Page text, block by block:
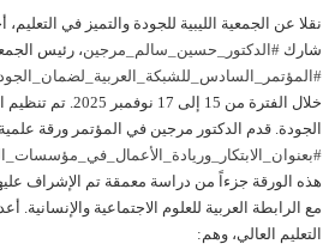
نقلا عن الجمعية الليبية للجودة والتميز في
شارك #الدكتور_حسين_سالم_مرجين، رئيس
خلال الفترة من
الجودة. قدم الدكتور مرجين في المؤتمر ورقة علمية
هذه الورقة جزءاً من دراسة معمقة تم الإشراف
مع الرابطة العربية للعلوم الاجتماعية
التعليم العالي، وهم: